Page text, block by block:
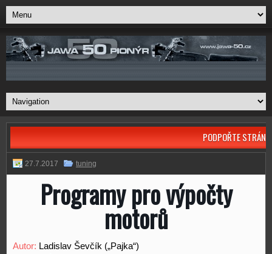
PODPOŘTE
27.7.2017 tuning
Programy pro výpočty
motorů
Autor: Ladislav Ševčík („Pajka“)